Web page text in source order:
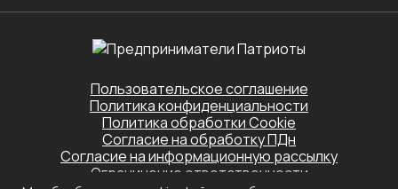
Пользовательское соглашение
Политика конфиденциальности
Политика обработки Cookie
Согласие на обработку ПДн
Согласие на информационную рассылку
Ограничение ответственности